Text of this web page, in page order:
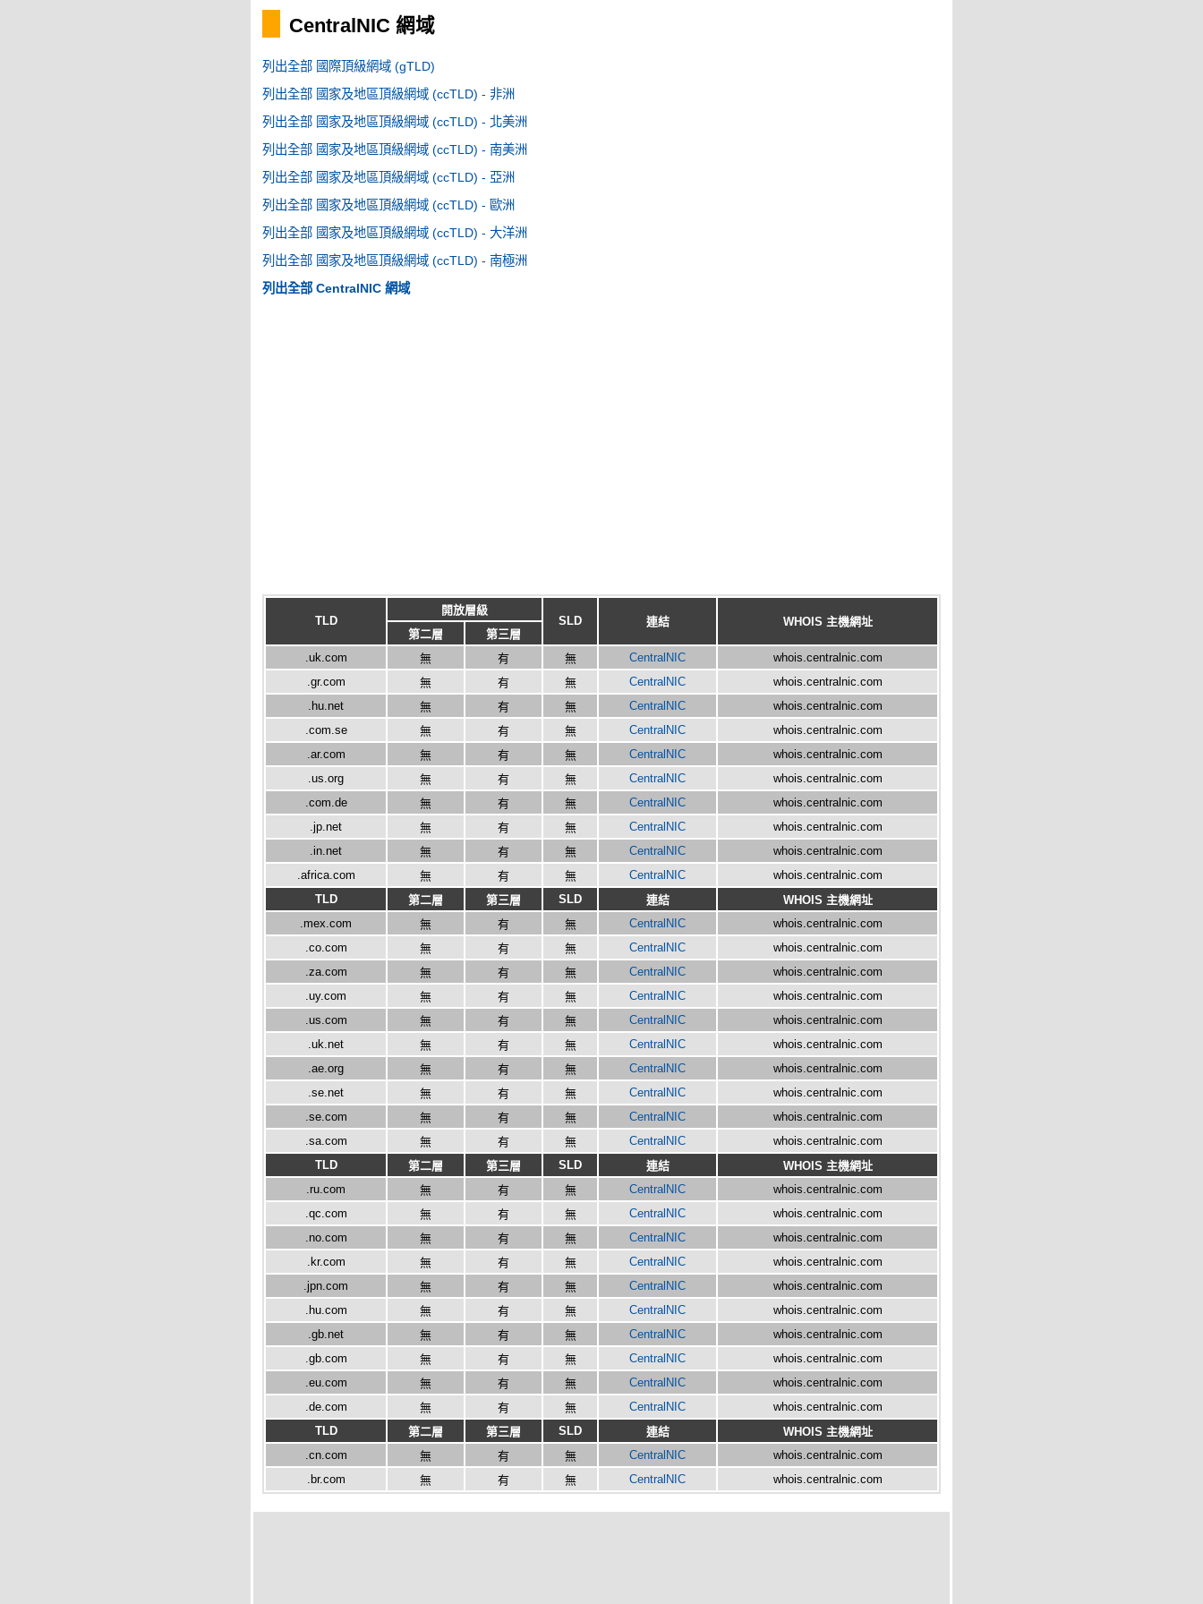
CentralNIC 網域
列出全部 國際頂級網域 (gTLD)
列出全部 國家及地區頂級網域 (ccTLD) - 非洲
列出全部 國家及地區頂級網域 (ccTLD) - 北美洲
列出全部 國家及地區頂級網域 (ccTLD) - 南美洲
列出全部 國家及地區頂級網域 (ccTLD) - 亞洲
列出全部 國家及地區頂級網域 (ccTLD) - 歐洲
列出全部 國家及地區頂級網域 (ccTLD) - 大洋洲
列出全部 國家及地區頂級網域 (ccTLD) - 南極洲
列出全部 CentralNIC 網域
TLD
開放層級
SLD
連結
WHOIS 主機網址
第二層
第三層
.uk.com
無 有 無 CentralNIC
whois.centralnic.com
.gr.com
無 有 無 CentralNIC
whois.centralnic.com
.hu.net
無 有 無 CentralNIC
whois.centralnic.com
.com.se
無 有 無 CentralNIC
whois.centralnic.com
.ar.com
無 有 無 CentralNIC
whois.centralnic.com
.us.org
無 有 無 CentralNIC
whois.centralnic.com
.com.de
無 有 無 CentralNIC
whois.centralnic.com
.jp.net
無 有 無 CentralNIC
whois.centralnic.com
.in.net
無 有 無 CentralNIC
whois.centralnic.com
.africa.com
無 有 無 CentralNIC
whois.centralnic.com
TLD
第二層 第三層 SLD 連結
WHOIS 主機網址
.mex.com
無 有 無 CentralNIC
whois.centralnic.com
.co.com
無 有 無 CentralNIC
whois.centralnic.com
.za.com
無 有 無 CentralNIC
whois.centralnic.com
.uy.com
無 有 無 CentralNIC
whois.centralnic.com
.us.com
無 有 無 CentralNIC
whois.centralnic.com
.uk.net
無 有 無 CentralNIC
whois.centralnic.com
.ae.org
無 有 無 CentralNIC
whois.centralnic.com
.se.net
無 有 無 CentralNIC
whois.centralnic.com
.se.com
無 有 無 CentralNIC
whois.centralnic.com
.sa.com
無 有 無 CentralNIC
whois.centralnic.com
TLD
第二層 第三層 SLD 連結
WHOIS 主機網址
.ru.com
無 有 無 CentralNIC
whois.centralnic.com
.qc.com
無 有 無 CentralNIC
whois.centralnic.com
.no.com
無 有 無 CentralNIC
whois.centralnic.com
.kr.com
無 有 無 CentralNIC
whois.centralnic.com
.jpn.com
無 有 無 CentralNIC
whois.centralnic.com
.hu.com
無 有 無 CentralNIC
whois.centralnic.com
.gb.net
無 有 無 CentralNIC
whois.centralnic.com
.gb.com
無 有 無 CentralNIC
whois.centralnic.com
.eu.com
無 有 無 CentralNIC
whois.centralnic.com
.de.com
無 有 無 CentralNIC
whois.centralnic.com
TLD
第二層 第三層 SLD 連結
WHOIS 主機網址
.cn.com
無 有 無 CentralNIC
whois.centralnic.com
.br.com
無 有 無 CentralNIC whois.centralnic.com